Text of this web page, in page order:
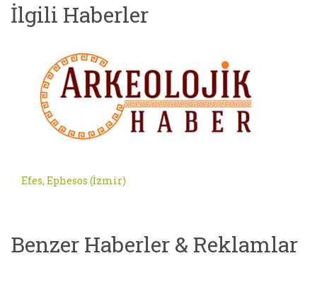
İlgili Haberler
Efes, Ephesos (İzmir)
Benzer Haberler & Reklamlar